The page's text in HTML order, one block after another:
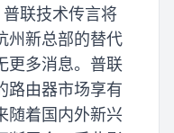
联技术传言将
州新总部的替代
更多消息。普联
路由器市场享有
随着国内外新兴